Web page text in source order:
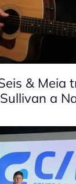
& Meia
Sullivan a